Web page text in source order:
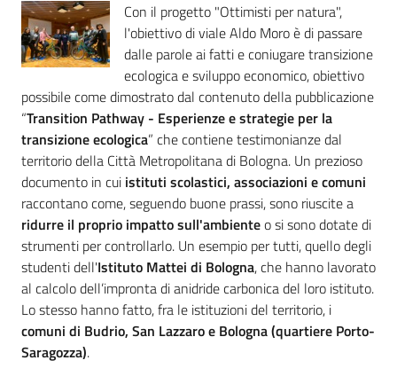
Con il progetto "Ottimisti per natura",
l'obiettivo di viale Aldo Moro è di passare
dalle parole ai fatti e coniugare transizione
ecologica e sviluppo economico, obiettivo
possibile come dimostrato dal contenuto della pubblicazione
“Transition Pathway - Esperienze e strategie per la
transizione ecologica” che contiene testimonianze dal
territorio della Città Metropolitana di Bologna. Un prezioso
documento in cui istituti scolastici, associazioni e comuni
raccontano come, seguendo buone prassi, sono riuscite a
ridurre il proprio impatto sull'ambienteo si sono dotate di
strumenti per controllarlo. Un esempio per tutti, quello degli
studenti dell'Istituto Mattei di Bologna, che hanno lavorato
al calcolo dell’impronta di anidride carbonica del loro istituto.
Lo stesso hanno fatto, fra le istituzioni del territorio, i
comuni di Budrio, San Lazzaro e Bologna (quartiere Porto-
Saragozza).